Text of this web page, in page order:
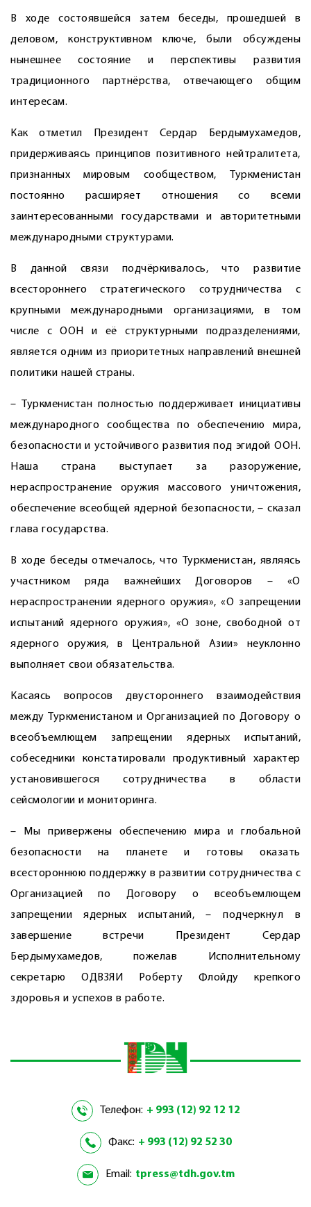
В ходе состоявшейся затем беседы, прошедшей в
деловом, конструктивном ключе, были обсуждены
нынешнее состояние и перспективы развития
традиционного партнёрства, отвечающего общим
интересам.
Как отметил Президент Сердар Бердымухамедов,
придерживаясь принципов позитивного нейтралитета,
признанных мировым сообществом, Туркменистан
постоянно расширяет отношения со всеми
заинтересованными государствами и авторитетными
международными структурами.
В данной связи подчёркивалось, что развитие
всестороннего стратегического сотрудничества с
крупными международными организациями, в том
числе с ООН и её структурными подразделениями,
является одним из приоритетных направлений внешней
политики нашей страны.
– Туркменистан полностью поддерживает инициативы
международного сообщества по обеспечению мира,
безопасности и устойчивого развития под эгидой ООН.
Наша страна выступает за разоружение,
нераспространение оружия массового уничтожения,
обеспечение всеобщей ядерной безопасности, – сказал
глава государства.
В ходе беседы отмечалось, что Туркменистан, являясь
участником ряда важнейших Договоров – «О
нераспространении ядерного оружия», «О запрещении
испытаний ядерного оружия», «О зоне, свободной от
ядерного оружия, в Центральной Азии» неуклонно
выполняет свои обязательства.
Касаясь вопросов двустороннего взаимодействия
между Туркменистаном и Организацией по Договору о
всеобъемлющем запрещении ядерных испытаний,
собеседники констатировали продуктивный характер
установившегося сотрудничества в области
сейсмологии и мониторинга.
– Мы привержены обеспечению мира и глобальной
безопасности на планете и готовы оказать
всестороннюю поддержку в развитии сотрудничества с
Организацией по Договору о всеобъемлющем
запрещении ядерных испытаний, – подчеркнул в
завершение встречи Президент Сердар
Бердымухамедов, пожелав Исполнительному
секретарю ОДВЗЯИ Роберту Флойду крепкого
здоровья и успехов в работе.
Телефон: + 993 (12) 92 12 12
Факс: + 993 (12) 92 52 30
Email: tpress@tdh.gov.tm